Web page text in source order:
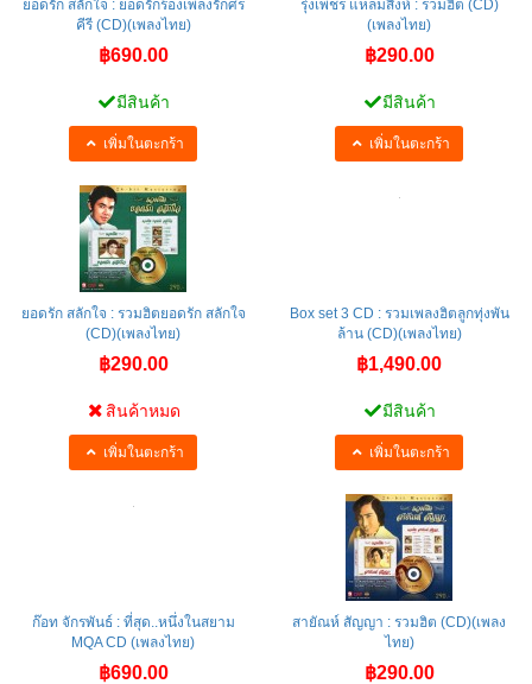
ยอดรัก สลักใจ : ยอดรักร้องเพลงรักศร
คีรี (CD)(เพลงไทย)
฿690.00
มีสินค้า
เพิ่มในตะกร้า
รุ่งเพชร แหลมสิงห์ : รวมฮิต (CD)
(เพลงไทย)
฿290.00
มีสินค้า
เพิ่มในตะกร้า
ยอดรัก สลักใจ : รวมฮิตยอดรัก สลักใจ
(CD)(เพลงไทย)
฿290.00
สินค้าหมด
เพิ่มในตะกร้า
Box set 3 CD : รวมเพลงฮิตลูกทุ่งพัน
ล้าน (CD)(เพลงไทย)
฿1,490.00
มีสินค้า
เพิ่มในตะกร้า
ก๊อท จักรพันธ์ : ที่สุด..หนึ่งในสยาม
MQA CD (เพลงไทย)
฿690.00
สายัณห์ สัญญา : รวมฮิต (CD)(เพลง
ไทย)
฿290.00